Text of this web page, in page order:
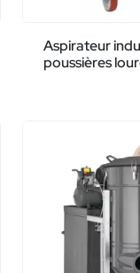
Aspirateur
poussières